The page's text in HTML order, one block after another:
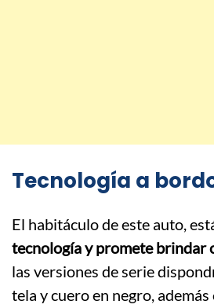
Tecnología a
El habitáculo de este auto,
tecnología y promete brindar
las versiones de serie
tela y cuero en negro,